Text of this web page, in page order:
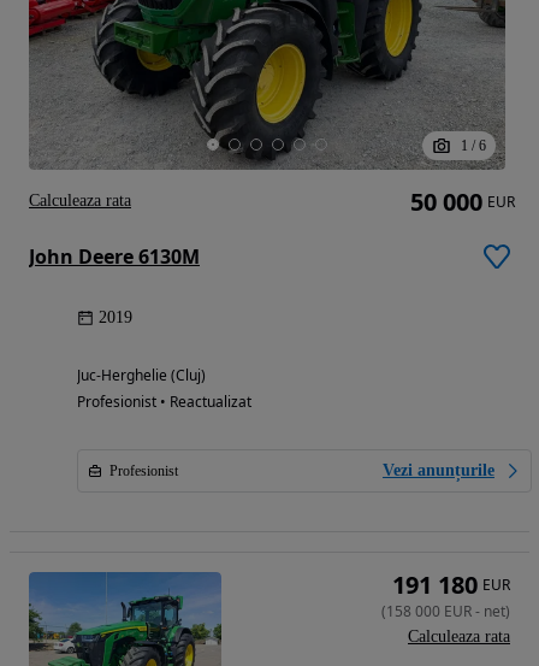
1 / 6
John Deere 6130M
2019
Juc-Herghelie (Cluj)
Profesionist • Reactualizat
Profesionist Vezi anunțurile
50 000 EUR
Calculeaza rata
191 180 EUR
(158 000 EUR- net)
Calculeaza rata